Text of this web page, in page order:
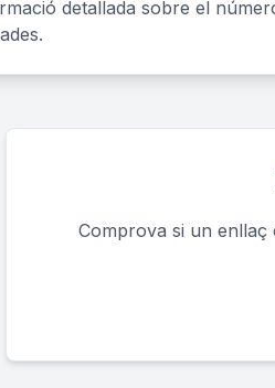
detallada sobre el
Comprova si un